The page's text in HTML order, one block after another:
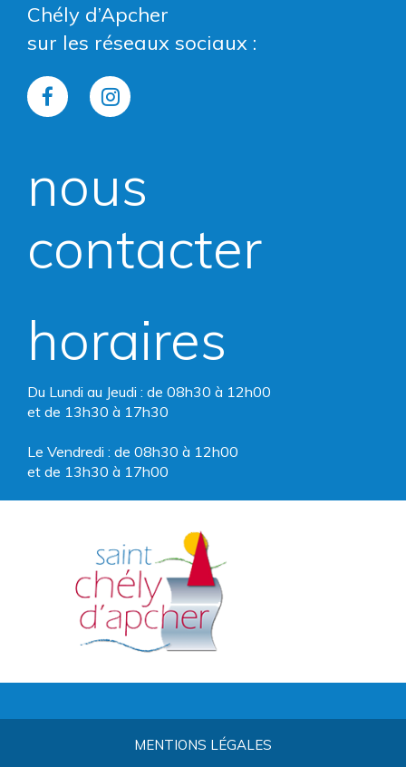
Chély d’Apcher
sur les réseaux sociaux :
Lien
le
Facebook
Lien
le
Instagram
nous
contacter
horaires
Du Lundi au Jeudi : de 08h30 à 12h00
et de 13h30 à 17h30
Le Vendredi : de 08h30 à 12h00
et de 13h30 à 17h00
MENTIONS LÉGALES